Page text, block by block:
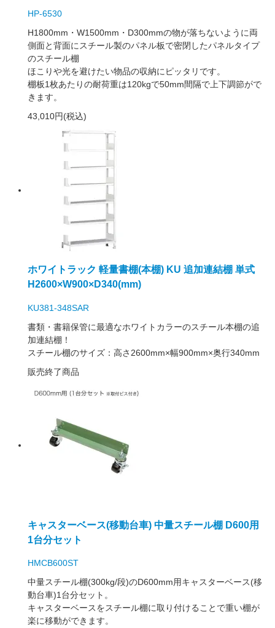
HP-6530
H1800mm・W1500mm・D300mmの物が落ちないように両
側面と背面にスチール製のパネル板で密閉したパネルタイプ
のスチール棚
ほこりや光を避けたい物品の収納にピッタリです。
棚板1枚あたりの耐荷重は120kgで50mm間隔で上下調節がで
きます。
43,010円(税込)
ホワイトラック 軽量書棚(本棚) KU 追加連結棚 単式
H2600×W900×D340(mm)
KU381-348SAR
書類・書籍保管に最適なホワイトカラーのスチール本棚の追
加連結棚！
スチール棚のサイズ：高さ2600mm×幅900mm×奥行340mm
販売終了商品
キャスターベース(移動台車) 中量スチール棚 D600用
1台分セット
HMCB600ST
中量スチール棚(300kg/段)のD600mm用キャスターベース(移
動台車)1台分セット。
キャスターベースをスチール棚に取り付けることで重い棚が
楽に移動ができます。